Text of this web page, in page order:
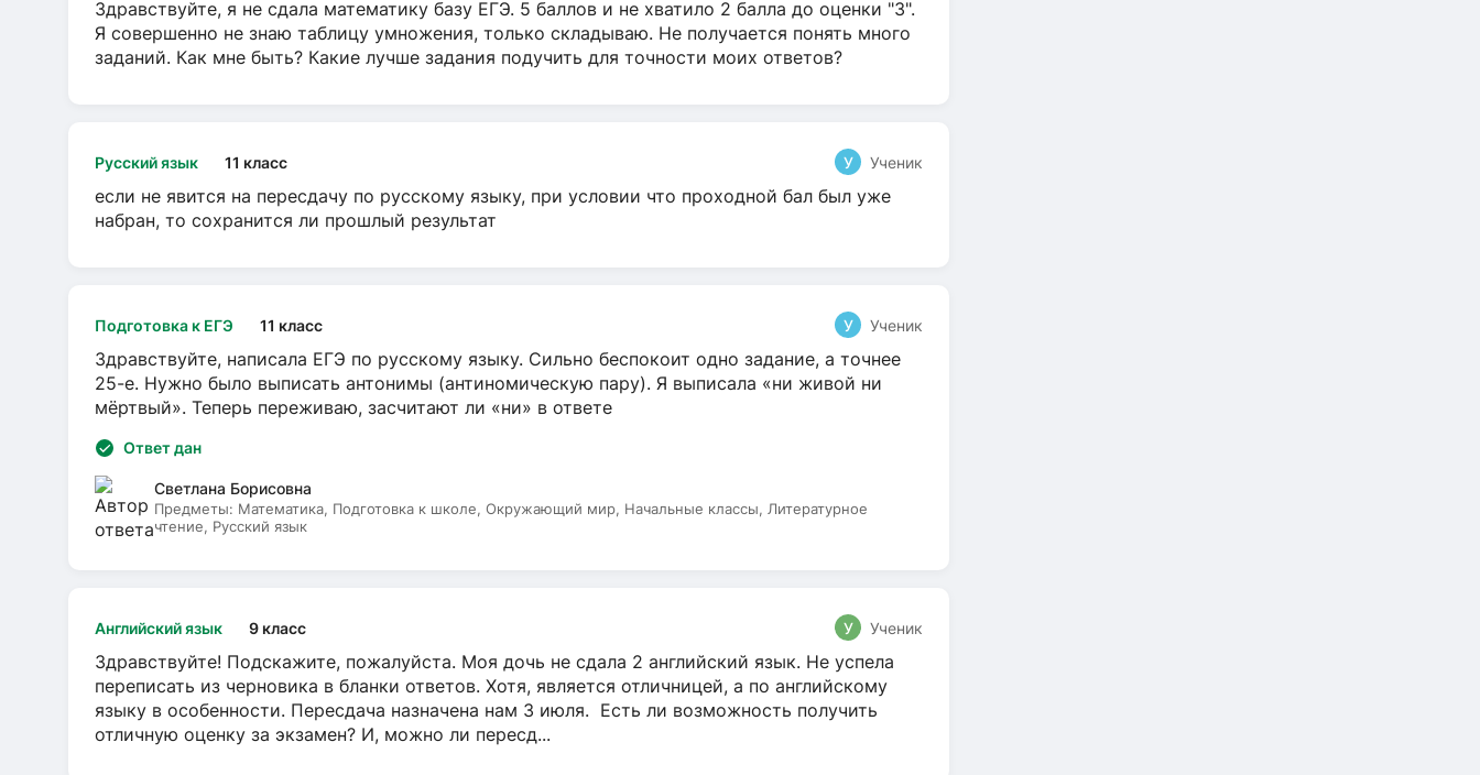
Здравствуйте, я не сдала математику базу ЕГЭ. 5 баллов и не хватило 2 балла до оценки "3".
Я совершенно не знаю таблицу умножения, только складываю. Не получается понять много
заданий. Как мне быть? Какие лучше задания подучить для точности моих ответов?
Русский язык 11 класс У Ученик
если не явится на пересдачу по русскому языку, при условии что проходной бал был уже
набран, то сохранится ли прошлый результат
Подготовка к ЕГЭ 11 класс У Ученик
Здравствуйте, написала ЕГЭ по русскому языку. Сильно беспокоит одно задание, а точнее
25-е. Нужно было выписать антонимы (антиномическую пару). Я выписала «ни живой ни
мёртвый». Теперь переживаю, засчитают ли «ни» в ответе
Ответ дан
Светлана Борисовна
Предметы: Математика, Подготовка к школе, Окружающий мир, Начальные классы, Литературное
чтение, Русский язык
Английский язык 9 класс У Ученик
Здравствуйте! Подскажите, пожалуйста. Моя дочь не сдала 2 английский язык. Не успела
переписать из черновика в бланки ответов. Хотя, является отличницей, а по английскому
языку в особенности. Пересдача назначена нам 3 июля. Есть ли возможность получить
отличную оценку за экзамен? И, можно ли пересд...